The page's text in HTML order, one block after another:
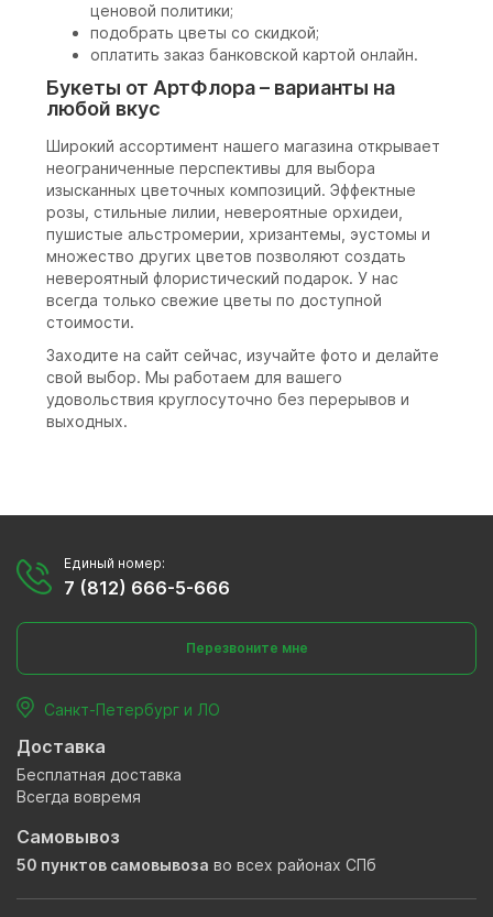
ценовой политики;
подобрать цветы со скидкой;
оплатить заказ банковской картой онлайн.
Букеты от АртФлора – варианты на
любой вкус
Широкий ассортимент нашего магазина открывает
неограниченные перспективы для выбора
изысканных цветочных композиций. Эффектные
розы, стильные лилии, невероятные орхидеи,
пушистые альстромерии, хризантемы, эустомы и
множество других цветов позволяют создать
невероятный флористический подарок. У нас
всегда только свежие цветы по доступной
стоимости.
Заходите на сайт сейчас, изучайте фото и делайте
свой выбор. Мы работаем для вашего
удовольствия круглосуточно без перерывов и
выходных.
Единый номер:
7 (812) 666-5-666
Перезвоните мне
Санкт-Петербург и ЛО
Доставка
Бесплатная доставка
Всегда вовремя
Самовывоз
50 пунктов самовывоза во всех районах СПб